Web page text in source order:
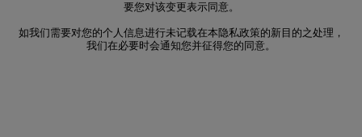
要您对该变更表示同意。
如我们需要对您的个人信息进行未记载在本隐私政策的新目的之处理，
我们在必要时会通知您并征得您的同意。